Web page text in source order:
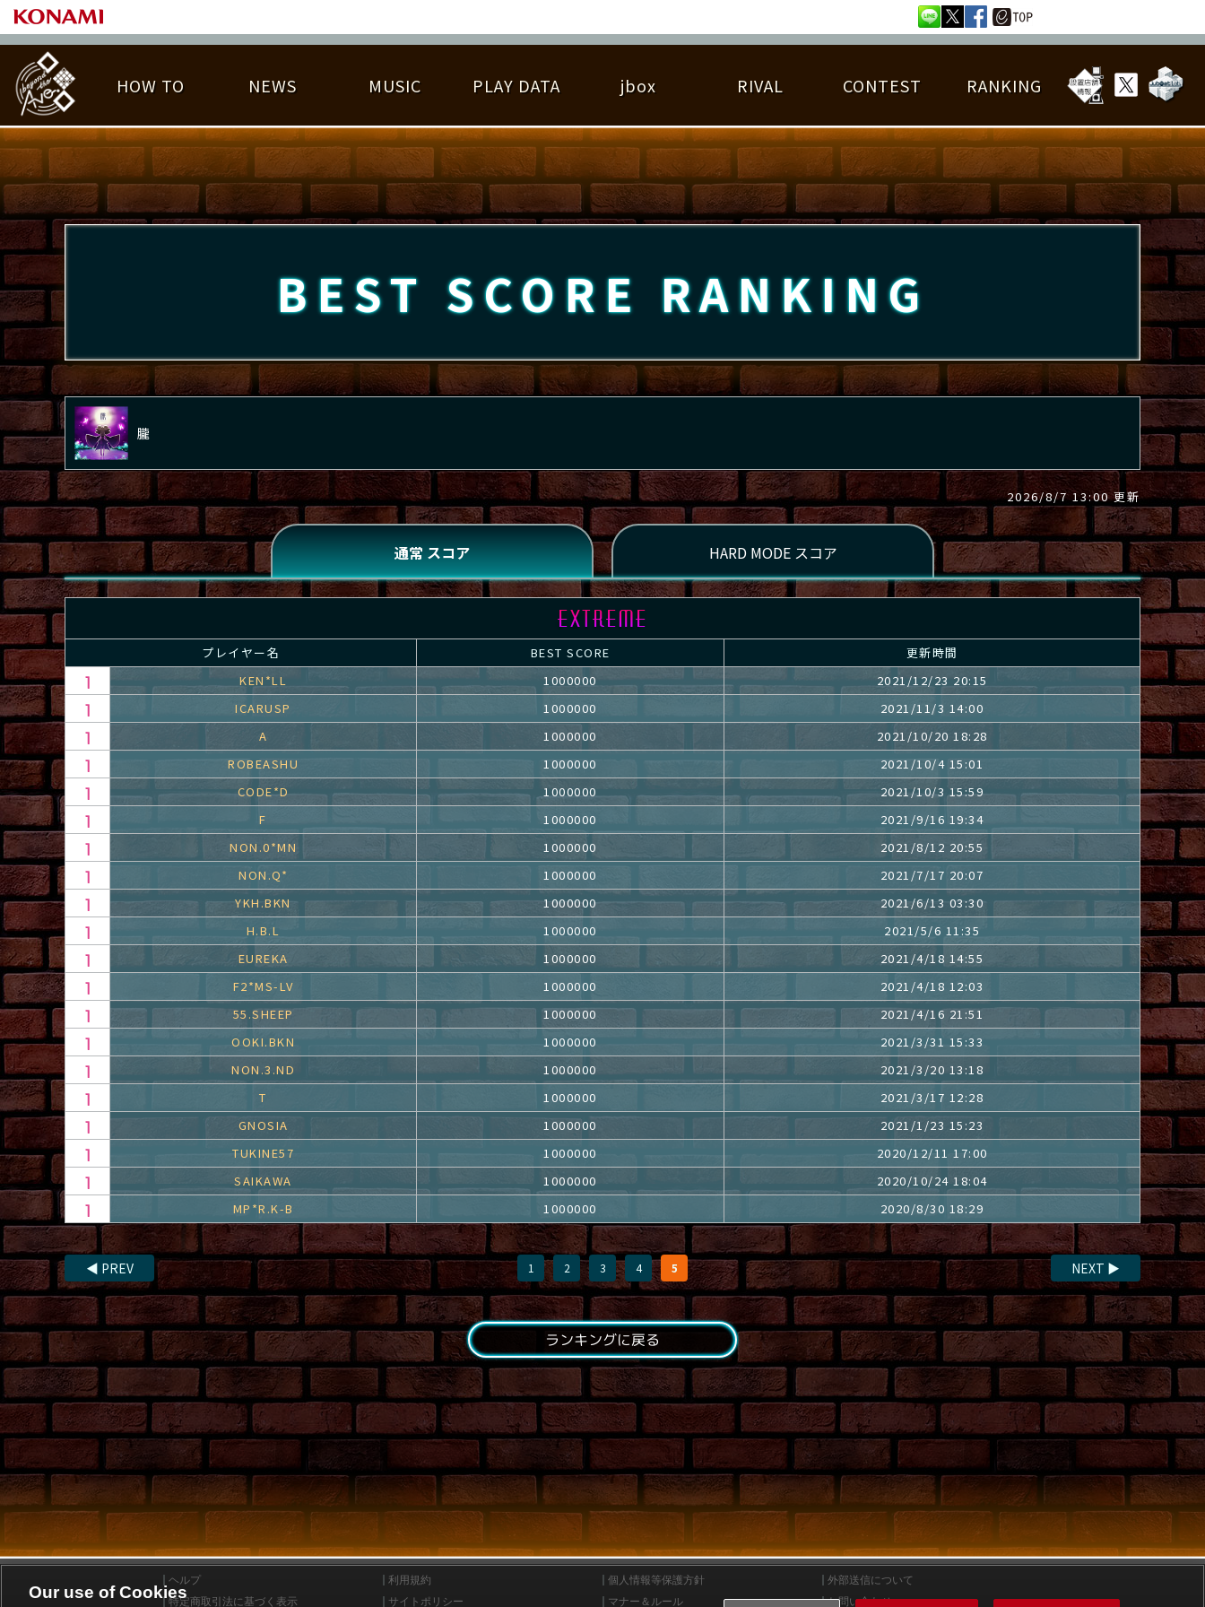
HOW TO
基本の遊び方 遊び方ガイド
NEWS MUSIC
遊べる楽曲 アーティスト紹介
PLAY DATA
PLAY DATA TOP EMBLEM ゆびベル 楽曲データ 詳細楽曲データ
称号 プレー履歴 プレーグラフ ねんごろチャレンジ EDIT譜面
jbox RIVAL
ライバル一覧 逆ライバル一覧 ライバル比較 プレーヤー検索 フレンドリスト
CONTEST
大会参加 大会開催 大会参加情報 大会とは？
RANKING
LICENSE HIT CHART ORIGINAL HIT CHART BEST SCORE RANKING TOTAL BEST SCORE RANKING
BEST SCORE RANKING
朧
2026/8/7 13:00 更新
プレイヤー名 BEST SCORE
更新時間
KEN*LL
1000000
2021/12/23 20:15
ICARUSP
1000000
2021/11/3 14:00
A
1000000
2021/10/20 18:28
ROBEASHU
1000000
2021/10/4 15:01
CODE*D
1000000
2021/10/3 15:59
F
1000000
2021/9/16 19:34
NON.0*MN
1000000
2021/8/12 20:55
NON.Q*
1000000
2021/7/17 20:07
YKH.BKN
1000000
2021/6/13 03:30
H.B.L
1000000
2021/5/6 11:35
EUREKA
1000000
2021/4/18 14:55
F2*MS-LV
1000000
2021/4/18 12:03
55.SHEEP
1000000
2021/4/16 21:51
OOKI.BKN
1000000
2021/3/31 15:33
NON.3.ND
1000000
2021/3/20 13:18
T
1000000
2021/3/17 12:28
GNOSIA
1000000
2021/1/23 15:23
TUKINE57
1000000
2020/12/11 17:00
SAIKAWA
1000000
2020/10/24 18:04
MP*R.K-B
1000000 2020/8/30 18:29
◀ PREV 1 2 3 4 5 NEXT ▶
ランキングに戻る
ヘルプ 利用規約 個人情報等保護方針
外部送信について
特定商取引法に基づく表示
サイトポリシー マナー＆ルール お問い合わせ
Our use of Cookies